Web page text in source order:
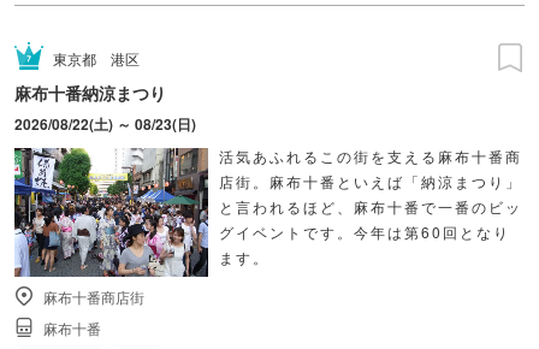
東京都 港区
麻布十番納涼まつり
2026/08/22(土) ～ 08/23(日)
活気あふれるこの街を支える麻布十番商
店街。麻布十番といえば「納涼まつり」
と言われるほど、麻布十番で一番のビッ
グイベントです。今年は第60回となり
ます。
麻布十番商店街
麻布十番